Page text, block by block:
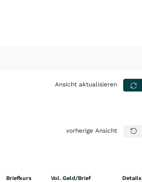
Ansicht aktualisieren
vorherige Ansicht
Briefkurs Vol. Geld/Brief Details